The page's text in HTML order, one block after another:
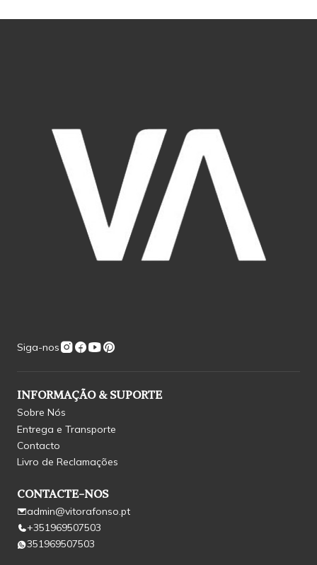
Siga-nos
INFORMAÇÃO & SUPORTE
Sobre Nós
Entrega e Transporte
Contacto
Livro de Reclamações
CONTACTE-NOS
admin@vitorafonso.pt
+351969507503
351969507503